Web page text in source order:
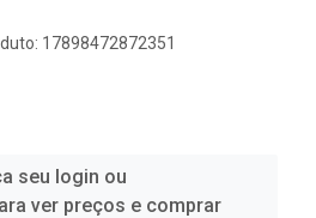
17898472872351
seu login ou
ver preços e comprar